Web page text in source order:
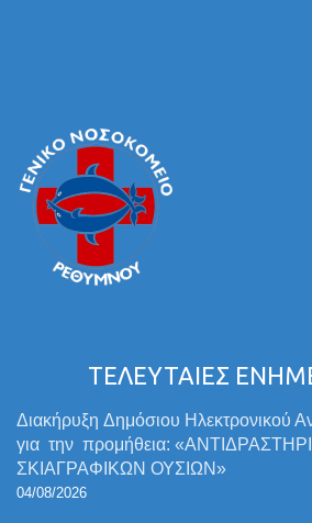
ΤΕΛΕΥΤΑΙΕΣ
Διακήρυξη Δημόσιου Ηλεκτρονικού
για την προμήθεια:
ΣΚΙΑΓΡΑΦΙΚΩΝ ΟΥΣΙΩΝ»
04/08/2026